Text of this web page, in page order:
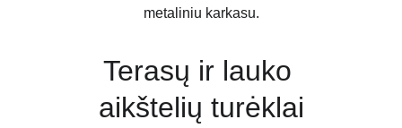
metaliniu karkasu.
Terasų ir lauko
aikštelių turėklai